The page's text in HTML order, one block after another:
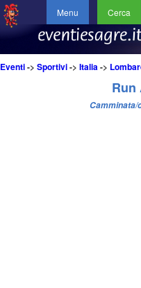
Menu Cerca
Eventi-> Sportivi-> Italia->
Run
Camminata/